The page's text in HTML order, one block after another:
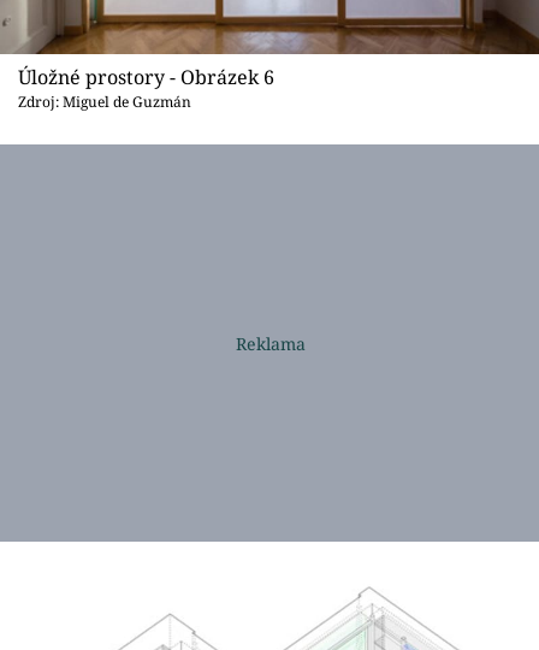
Úložné prostory - Obrázek 6
Zdroj: Miguel de Guzmán